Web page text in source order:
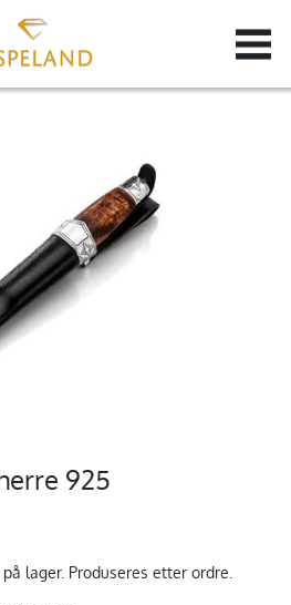
925
på lager. Produseres etter ordre.